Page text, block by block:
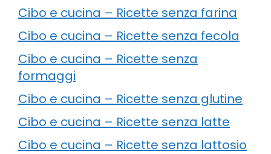
Cibo e cucina – Ricette senza farina
Cibo e cucina – Ricette senza fecola
Cibo e cucina – Ricette senza
formaggi
Cibo e cucina – Ricette senza glutine
Cibo e cucina – Ricette senza latte
Cibo e cucina – Ricette senza lattosio